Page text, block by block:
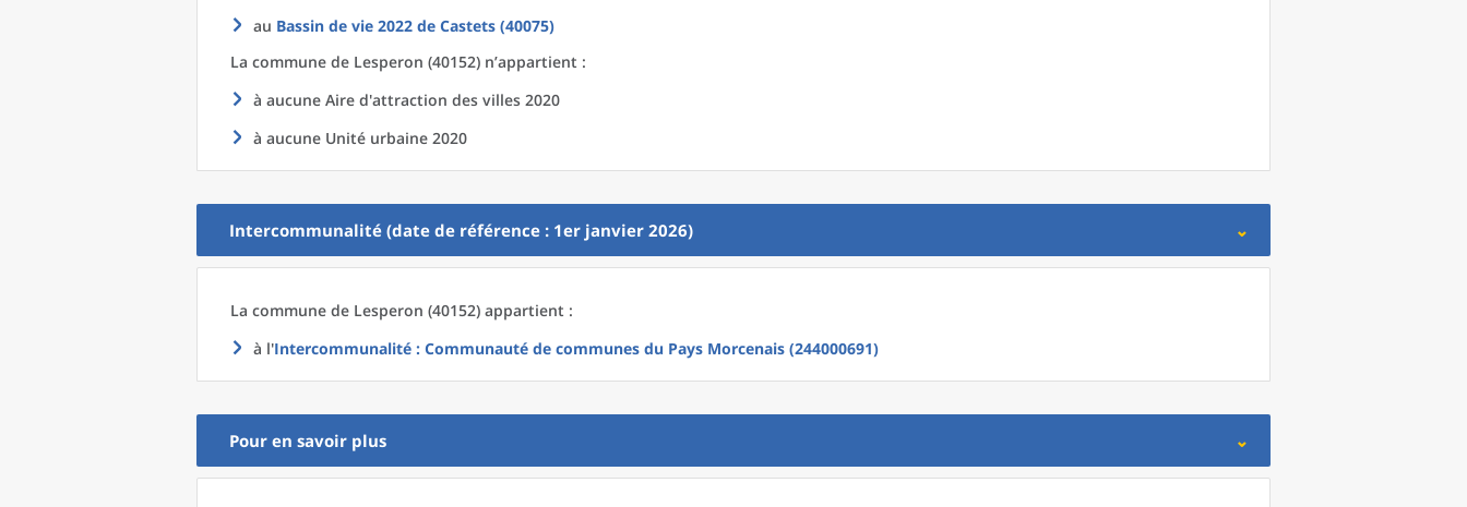
au Bassin de vie 2022 de Castets (40075)
La commune de Lesperon (40152) n’appartient :
à aucune Aire d'attraction des villes 2020
à aucune Unité urbaine 2020
Intercommunalité (date de référence : 1er janvier 2026)
La commune de Lesperon (40152) appartient :
à l'Intercommunalité : Communauté de communes du Pays Morcenais (244000691)
Pour en savoir plus